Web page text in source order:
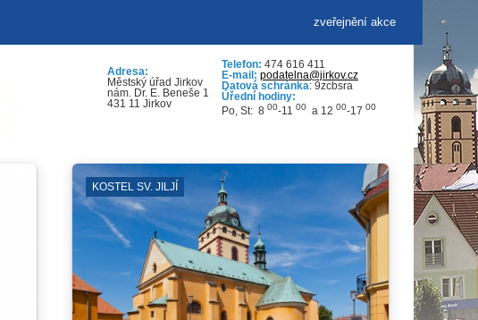
zveřejnění akce
Adresa:
Městský úřad Jirkov
nám. Dr. E. Beneše 1
431 11 Jirkov
Telefon: 474 616 411
E-mail: podatelna@jirkov.cz
Datová schránka: 9zcbsra
Úřední hodiny:
Po, St: 8 00-11 00 a 12 00-17 00
KOSTEL SV. JILJÍ OTEVŘENÁ